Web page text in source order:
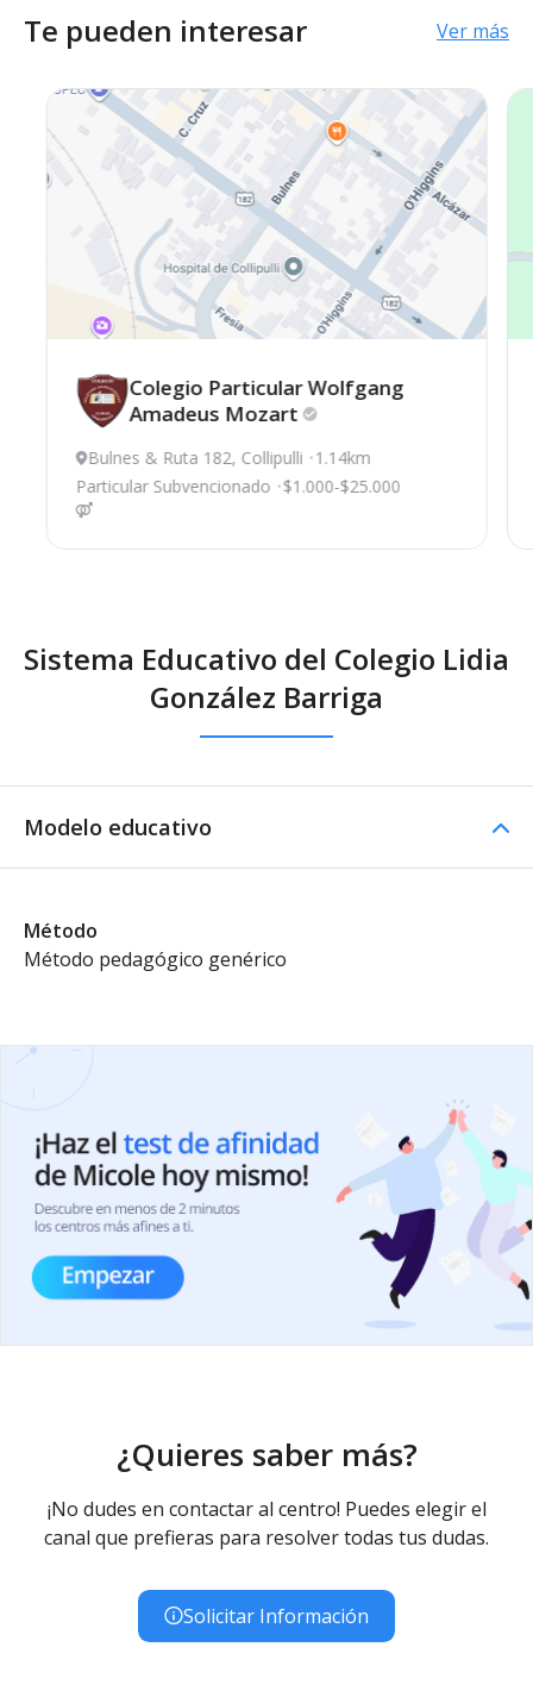
Te pueden interesar Ver más
Colegio Particular Wolfgang
Amadeus Mozart
Bulnes & Ruta 182, Collipulli
1.14km
Particular Subvencionado $1.000-$25.000
Sistema Educativo del Colegio Lidia
González Barriga
Modelo educativo
Método
Método pedagógico genérico
¿Quieres saber más?
¡No dudes en contactar al centro! Puedes elegir el
canal que prefieras para resolver todas tus dudas.
Solicitar Información